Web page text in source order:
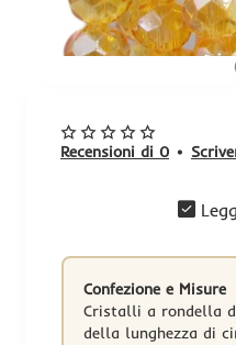
Confezione e Misure
Cristalli a rondella
della lunghezza di
Recensioni di 0 •